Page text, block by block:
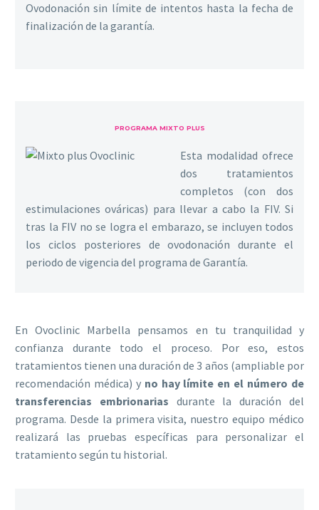
Ovodonación sin límite de intentos hasta la fecha de
finalización de la garantía.
PROGRAMA MIXTO PLUS
Esta modalidad ofrece
dos tratamientos
completos (con dos
estimulaciones ováricas) para llevar a cabo la FIV. Si
tras la FIV no se logra el embarazo, se incluyen todos
los ciclos posteriores de ovodonación durante el
periodo de vigencia del programa de Garantía.
En Ovoclinic Marbella pensamos en tu tranquilidad y
confianza durante todo el proceso. Por eso, estos
tratamientos tienen una duración de 3 años (ampliable por
recomendación médica) y no hay límite en el número de
transferencias embrionarias durante la duración del
programa. Desde la primera visita, nuestro equipo médico
realizará las pruebas específicas para personalizar el
tratamiento según tu historial.